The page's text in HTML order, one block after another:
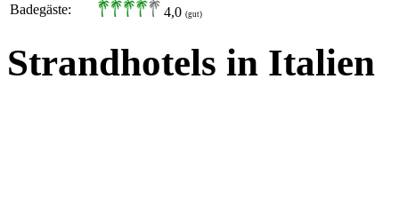
Badegäste: 4,0 (gut)
Strandhotels in Italien